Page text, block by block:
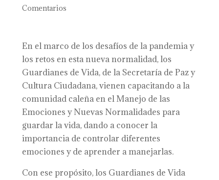
Comentarios
En el marco de los desafíos de la pandemia y
los retos en esta nueva normalidad, los
Guardianes de Vida, de la Secretaría de Paz y
Cultura Ciudadana, vienen capacitando a la
comunidad caleña en el Manejo de las
Emociones y Nuevas Normalidades para
guardar la vida, dando a conocer la
importancia de controlar diferentes
emociones y de aprender a manejarlas.
Con ese propósito, los Guardianes de Vida